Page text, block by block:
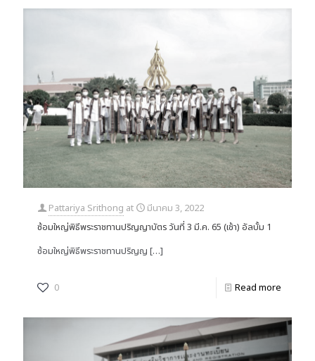
Pattariya Srithong at
มีนาคม 3, 2022
ซ้อมใหญ่พิธีพระราชทานปริญญาบัตร วันที่ 3 มี.ค. 65 (เช้า) อัลบั้ม 1
ซ้อมใหญ่พิธีพระราชทานปริญญ […]
0 Read more